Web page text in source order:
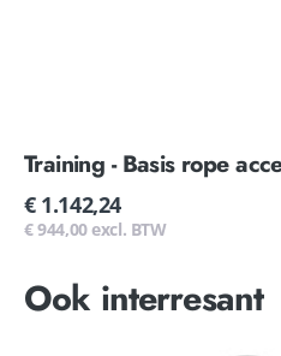
Training - Basis rope
Normale
prijs
€ 1.142,24
€ 944,00 excl. BTW
Ook interresant